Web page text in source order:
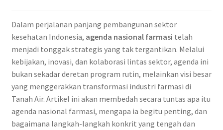
Dalam perjalanan panjang pembangunan sektor
kesehatan Indonesia, agenda nasional farmasi telah
menjadi tonggak strategis yang tak tergantikan. Melalui
kebijakan, inovasi, dan kolaborasi lintas sektor, agenda ini
bukan sekadar deretan program rutin, melainkan visi besar
yang menggerakkan transformasi industri farmasi di
Tanah Air. Artikel ini akan membedah secara tuntas apa itu
agenda nasional farmasi, mengapa ia begitu penting, dan
bagaimana langkah-langkah konkrit yang tengah dan